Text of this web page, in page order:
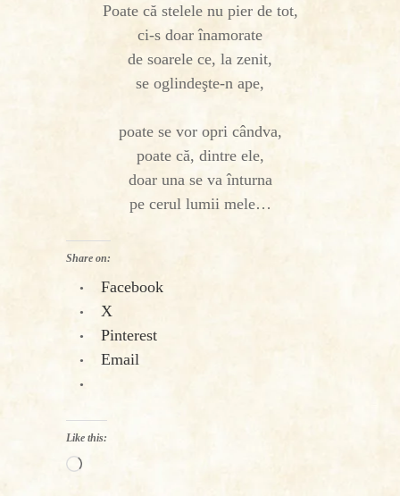
Poate că stelele nu pier de tot,
ci-s doar înamorate
de soarele ce, la zenit,
se oglindeşte-n ape,
poate se vor opri cândva,
poate că, dintre ele,
doar una se va înturna
pe cerul lumii mele…
Share on:
Facebook
X
Pinterest
Email
Like this:
Loading…